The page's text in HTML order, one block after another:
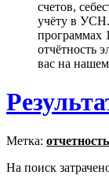
счетов,
учёту в УСН.
программах
отчётность
вас на
Метка: отчетность
На поиск